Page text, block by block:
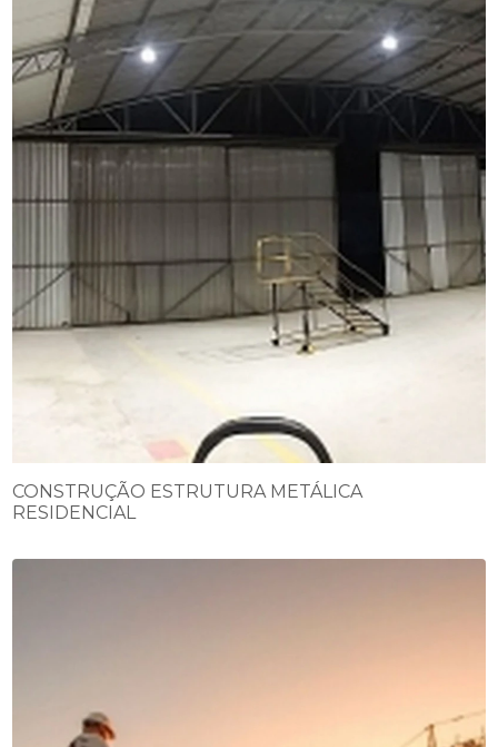
CONSTRUÇÃO ESTRUTURA METÁLICA
RESIDENCIAL